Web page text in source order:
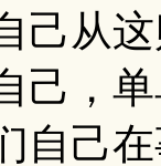
己从
己，
自己